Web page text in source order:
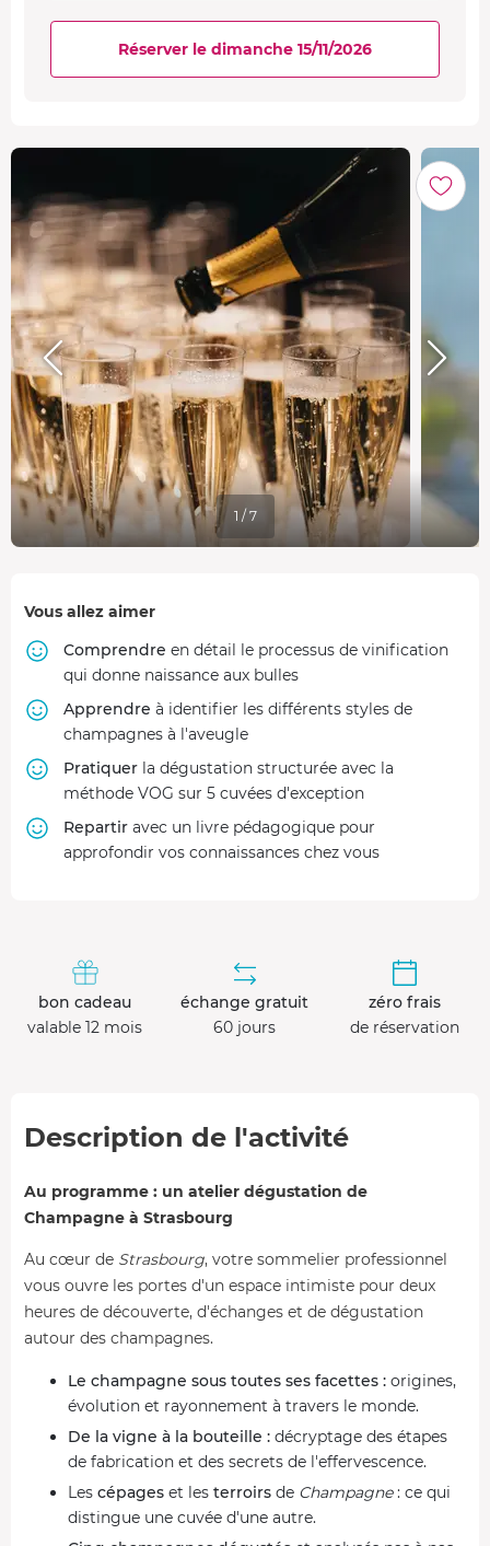
Réserver le dimanche 15/11/2026
1 / 7
Vous allez aimer
Comprendre en détail le processus de vinification
qui donne naissance aux bulles
Apprendre à identifier les différents styles de
champagnes à l'aveugle
Pratiquer la dégustation structurée avec la
méthode VOG sur 5 cuvées d'exception
Repartir avec un livre pédagogique pour
approfondir vos connaissances chez vous
bon cadeau
valable 12 mois
échange gratuit
60 jours
zéro frais
de réservation
Description de l'activité
Au programme : un atelier dégustation de
Champagne à Strasbourg
Au cœur de Strasbourg, votre sommelier professionnel
vous ouvre les portes d'un espace intimiste pour deux
heures de découverte, d'échanges et de dégustation
autour des champagnes.
Le champagne sous toutes ses facettes : origines,
évolution et rayonnement à travers le monde.
De la vigne à la bouteille : décryptage des étapes
de fabrication et des secrets de l'effervescence.
Les cépages et les terroirs de Champagne: ce qui
distingue une cuvée d'une autre.